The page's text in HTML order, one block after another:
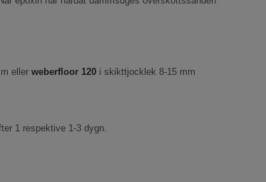
eller weberfloor120i skikttjocklek 8-15 mm
1 respektive 1-3 dygn.